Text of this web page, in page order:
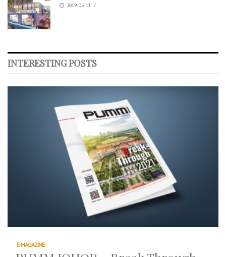
2019-05-11 /
INTERESTING POSTS
E-MAGAZINE